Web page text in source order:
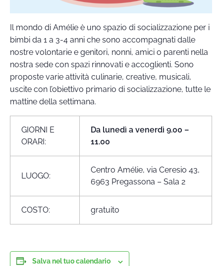
Il mondo di Amélie è uno spazio di socializzazione per i
bimbi da 1 a 3-4 anni che sono accompagnati dalle
nostre volontarie e genitori, nonni, amici o parenti nella
nostra sede con spazi rinnovati e accoglienti. Sono
proposte varie attività culinarie, creative, musicali,
uscite con l’obiettivo primario di socializzazione, tutte le
mattine della settimana.
GIORNI E
ORARI:
Da lunedì a venerdì 9.00 –
11.00
LUOGO:
Centro Amélie, via Ceresio 43,
6963 Pregassona – Sala 2
COSTO: gratuito
Salva nel tuo calendario